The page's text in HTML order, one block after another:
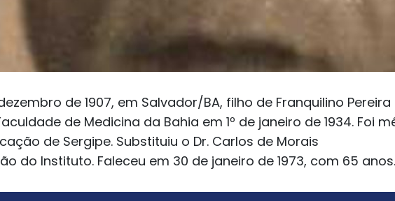
de 1907, em Salvador/BA, filho de Franquilino
de Medicina da Bahia em 1º de janeiro de 1934. Foi
de Sergipe. Substituiu o Dr. Carlos de Morais
do Instituto. Faleceu em 30 de janeiro de 1973, com 65 anos.